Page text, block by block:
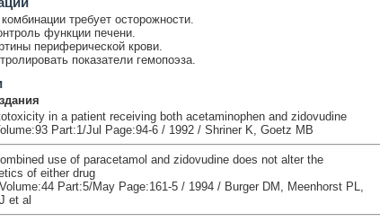
требует осторожности.
функции печени.
периферической крови.
показатели гемопоэза.
in a patient receiving both acetaminophen and zidovudine
Part:1/Jul Page:94-6 / 1992 / Shriner K, Goetz MB
use of paracetamol and zidovudine does not alter the
of either drug
Part:5/May Page:161-5 / 1994 / Burger DM, Meenhorst PL,
et al